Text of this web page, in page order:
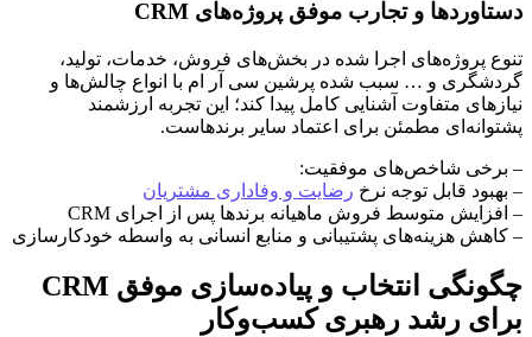
دستاوردها و تجارب موفق پروژه‌های CRM
تنوع پروژه‌های اجرا شده در بخش‌های فروش، خدمات، تولید،
گردشگری و … سبب شده پرشین سی آر ام با انواع چالش‌ها و
نیازهای متفاوت آشنایی کامل پیدا کند؛ این تجربه ارزشمند
پشتوانه‌ای مطمئن برای اعتماد سایر برندهاست.
– برخی شاخص‌های موفقیت:
– بهبود قابل توجه نرخ رضایت و وفاداری مشتریان
– افزایش متوسط فروش ماهیانه برندها پس از اجرای CRM
– کاهش هزینه‌های پشتیبانی و منابع انسانی به واسطه خودکارسازی
چگونگی انتخاب و پیاده‌سازی موفق CRM
برای رشد رهبری کسب‌وکار